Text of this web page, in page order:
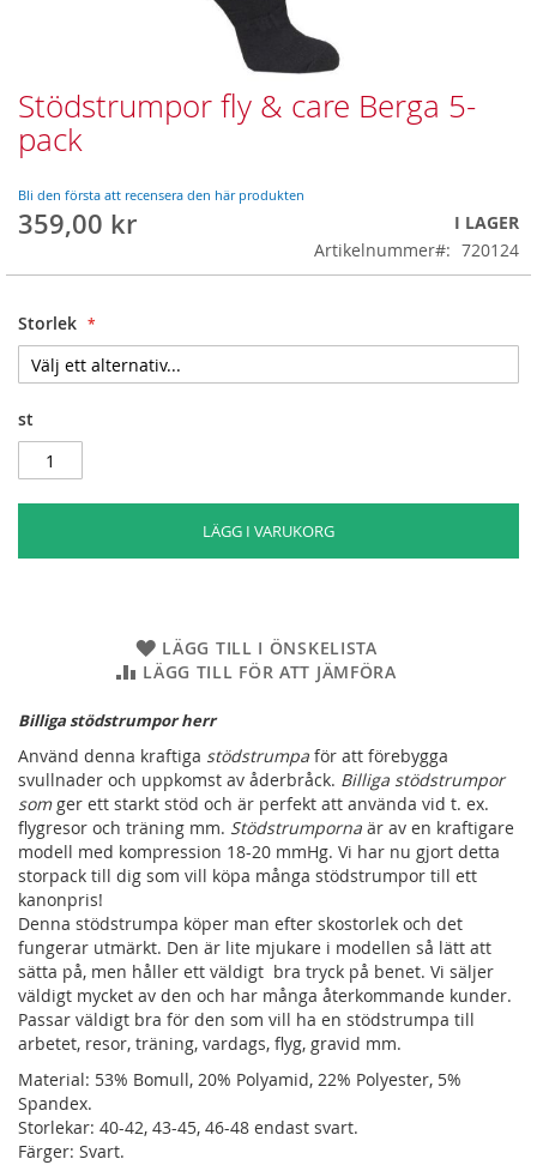
Skip
to
the
of
the
images
Stödstrumpor fly & care Berga 5-
pack
Bli den första att recensera den här produkten
359,00 kr
I LAGER
Artikelnummer
720124
Storlek
st
LÄGG I VARUKORG
LÄGG TILL I ÖNSKELISTA
LÄGG TILL FÖR ATT JÄMFÖRA
Billiga stödstrumpor herr
Använd denna kraftiga stödstrumpa för att förebygga
svullnader och uppkomst av åderbråck. Billiga stödstrumpor
somger ett starkt stöd och är perfekt att använda vid t. ex.
flygresor och träning mm. Stödstrumporna är av en kraftigare
modell med kompression 18-20 mmHg. Vi har nu gjort detta
storpack till dig som vill köpa många stödstrumpor till ett
kanonpris!
Denna stödstrumpa köper man efter skostorlek och det
fungerar utmärkt. Den är lite mjukare i modellen så lätt att
sätta på, men håller ett väldigt bra tryck på benet. Vi säljer
väldigt mycket av den och har många återkommande kunder.
Passar väldigt bra för den som vill ha en stödstrumpa till
arbetet, resor, träning, vardags, flyg, gravid mm.
Material: 53% Bomull, 20% Polyamid, 22% Polyester, 5%
Spandex.
Storlekar: 40-42, 43-45, 46-48 endast svart.
Färger: Svart.